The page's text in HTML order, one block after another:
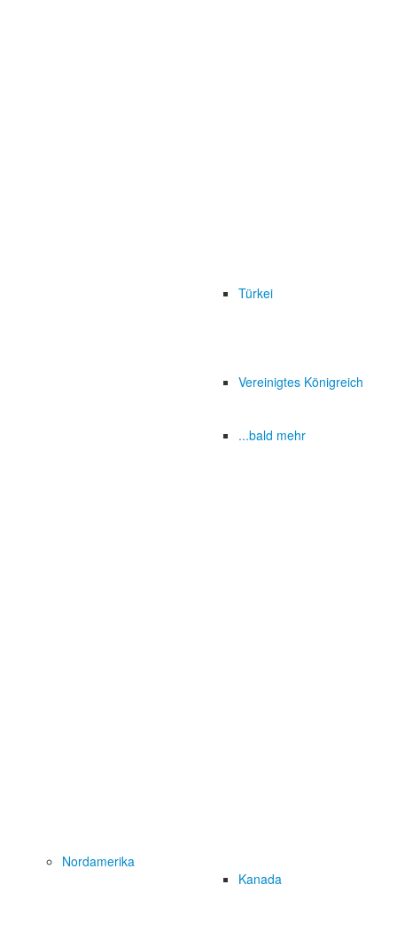
Türkei
Vereinigtes Königreich
...bald mehr
Nordamerika
Kanada